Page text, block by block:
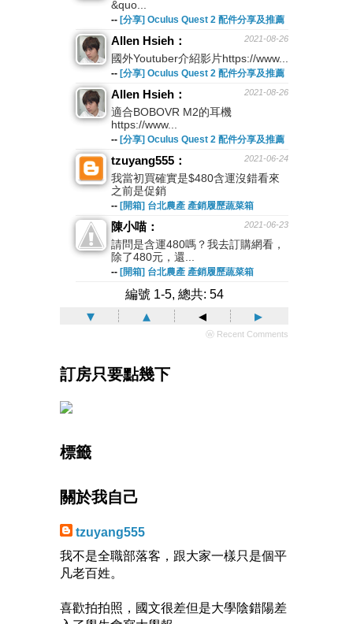
&quo...
-- [分享] Oculus Quest 2 配件分享及推薦
2021-08-26
Allen Hsieh：
國外Youtuber介紹影片https://www...
-- [分享] Oculus Quest 2 配件分享及推薦
2021-08-26
Allen Hsieh：
適合BOBOVR M2的耳機
https://www...
-- [分享] Oculus Quest 2 配件分享及推薦
2021-06-24
tzuyang555：
我當初買確實是$480含運沒錯看來
之前是促銷
-- [開箱] 台北農產 產銷履歷蔬菜箱
2021-06-23
陳小喵：
請問是含運480嗎？我去訂購網看，
除了480元，還...
-- [開箱] 台北農產 產銷履歷蔬菜箱
編號 1-5, 總共: 54
▾ ▴ ◂ ▸
ⓦ Recent Comments
訂房只要點幾下
標籤
關於我自己
tzuyang555
我不是全職部落客，跟大家一樣只是個平
凡老百姓。
喜歡拍拍照，國文很差但是大學陰錯陽差